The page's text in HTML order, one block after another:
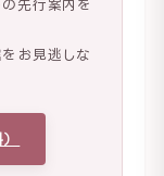
先行案内を
お見逃しな